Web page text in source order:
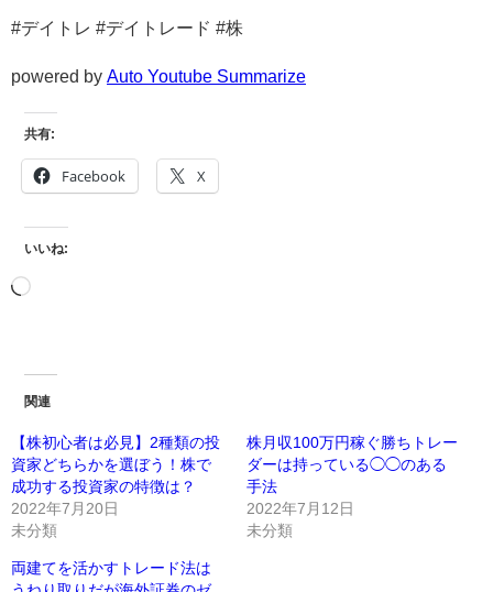
#デイトレ #デイトレード #株
powered by Auto Youtube Summarize
共有:
Facebook X
いいね:
関連
【株初心者は必見】2種類の投
資家どちらかを選ぼう！株で
成功する投資家の特徴は？
2022年7月20日
未分類
株月収100万円稼ぐ勝ちトレー
ダーは持っている◯◯のある
手法
2022年7月12日
未分類
両建てを活かすトレード法は